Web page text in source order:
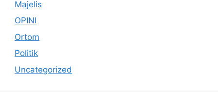
Majelis
OPINI
Ortom
Politik
Uncategorized